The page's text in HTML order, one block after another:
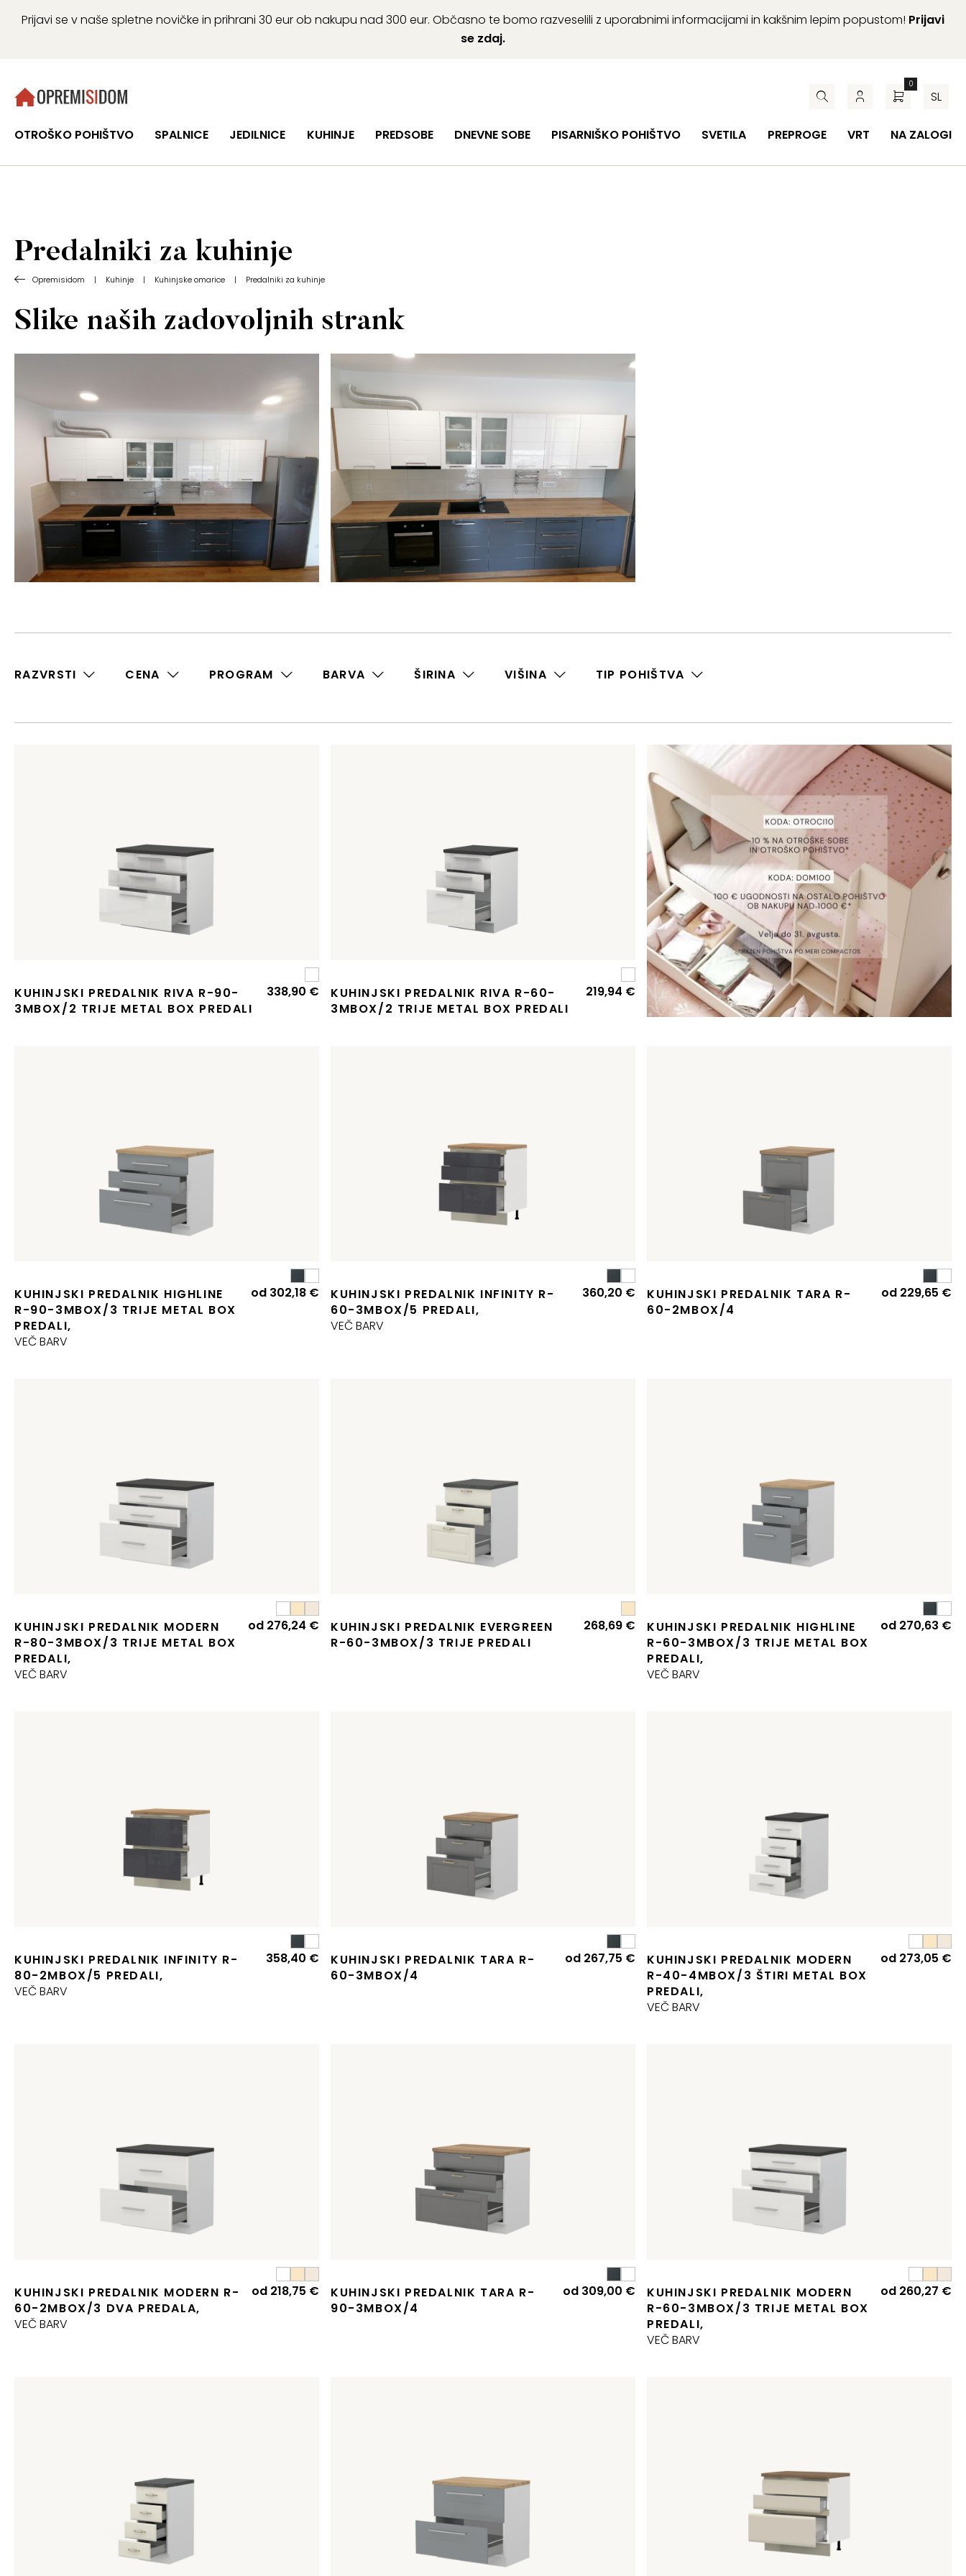
Prijavi se v naše spletne novičke in prihrani 30 eur ob nakupu nad 300 eur. Občasno te bomo razveselili z uporabnimi informacijami in kakšnim lepim popustom! Prijavi
se zdaj.
0
SL
OTROŠKO POHIŠTVO SPALNICE JEDILNICE KUHINJE PREDSOBE DNEVNE SOBE PISARNIŠKO POHIŠTVO SVETILA PREPROGE VRT NA ZALOGI
Predalniki za kuhinje
Opremisidom | Kuhinje | Kuhinjske omarice | Predalniki za kuhinje
Slike naših zadovoljnih strank
KUHINJSKI PREDALNIK RIVA R-90-
3MBOX/2 TRIJE METAL BOX PREDALI
338,90 €
KUHINJSKI PREDALNIK RIVA R-60-
3MBOX/2 TRIJE METAL BOX PREDALI
219,94 €
KUHINJSKI PREDALNIK HIGHLINE
R-90-3MBOX/3 TRIJE METAL BOX
PREDALI,
VEČ BARV
od 302,18 €
KUHINJSKI PREDALNIK INFINITY R-
60-3MBOX/5 PREDALI,
VEČ BARV
360,20 €
KUHINJSKI PREDALNIK TARA R-
60-2MBOX/4
od 229,65 €
KUHINJSKI PREDALNIK MODERN
R-80-3MBOX/3 TRIJE METAL BOX
PREDALI,
VEČ BARV
od 276,24 €
KUHINJSKI PREDALNIK EVERGREEN
R-60-3MBOX/3 TRIJE PREDALI
268,69 €
KUHINJSKI PREDALNIK HIGHLINE
R-60-3MBOX/3 TRIJE METAL BOX
PREDALI,
VEČ BARV
od 270,63 €
KUHINJSKI PREDALNIK INFINITY R-
80-2MBOX/5 PREDALI,
VEČ BARV
358,40 €
KUHINJSKI PREDALNIK TARA R-
60-3MBOX/4
od 267,75 €
KUHINJSKI PREDALNIK MODERN
R-40-4MBOX/3 ŠTIRI METAL BOX
PREDALI,
VEČ BARV
od 273,05 €
KUHINJSKI PREDALNIK MODERN R-
60-2MBOX/3 DVA PREDALA,
VEČ BARV
od 218,75 €
KUHINJSKI PREDALNIK TARA R-
90-3MBOX/4
od 309,00 €
KUHINJSKI PREDALNIK MODERN
R-60-3MBOX/3 TRIJE METAL BOX
PREDALI,
VEČ BARV
od 260,27 €
RAZVRSTI CENA PROGRAM BARVA ŠIRINA VIŠINA TIP POHIŠTVA